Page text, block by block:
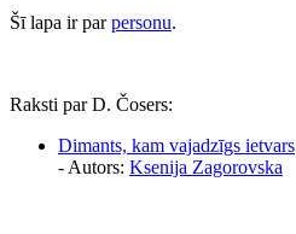
Šī lapa ir parpersonu.
Raksti par D. Čosers:
Dimants, kam vajadzīgs ietvars
- Autors: Ksenija Zagorovska